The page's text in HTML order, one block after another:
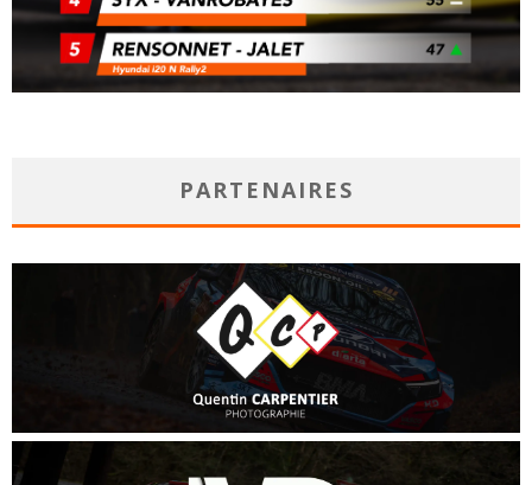
PARTENAIRES